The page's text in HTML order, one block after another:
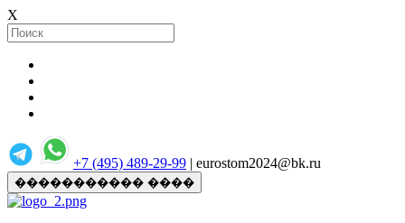
X
+7 (495) 489-29-99 | eurostom2024@bk.ru
����������� ����